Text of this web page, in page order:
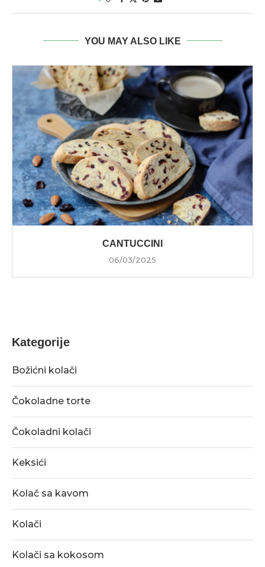
YOU MAY ALSO LIKE
CANTUCCINI
06/03/2025
Kategorije
Božićni kolači
Čokoladne torte
Čokoladni kolači
Keksići
Kolač sa kavom
Kolači
Kolači sa kokosom